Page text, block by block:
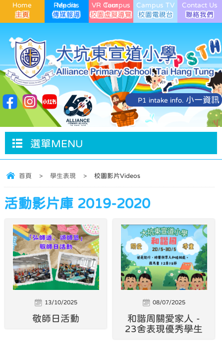
Home Media Reports VR Campus Tour Campus TV Contact Us
P1 intake info. 小一資訊
選單MENU
首頁 > 學生表現 > 校園影片Videos
活動影片庫 2019-2020
13/10/2025
敬師日活動
08/07/2025
和諧周關愛家人 -
23舍表現優秀學生